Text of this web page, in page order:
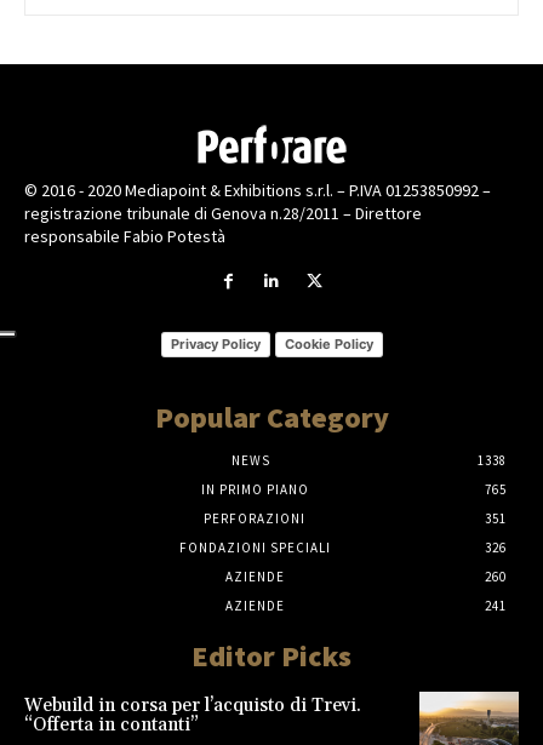
© 2016 - 2020 Mediapoint & Exhibitions s.r.l. – P.IVA 01253850992 –
registrazione tribunale di Genova n.28/2011 – Direttore
responsabile Fabio Potestà
Privacy Policy Cookie Policy
Popular Category
NEWS
1338
IN PRIMO PIANO
765
PERFORAZIONI
351
FONDAZIONI SPECIALI
326
AZIENDE
260
AZIENDE
241
Editor Picks
Webuild in corsa per l’acquisto di Trevi.
“Offerta in contanti”